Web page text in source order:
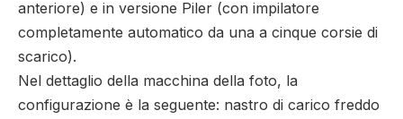
anteriore) e in versione Piler (con impilatore
completamente automatico da una a cinque corsie di
scarico).
Nel dettaglio della macchina della foto, la
configurazione è la seguente: nastro di carico freddo